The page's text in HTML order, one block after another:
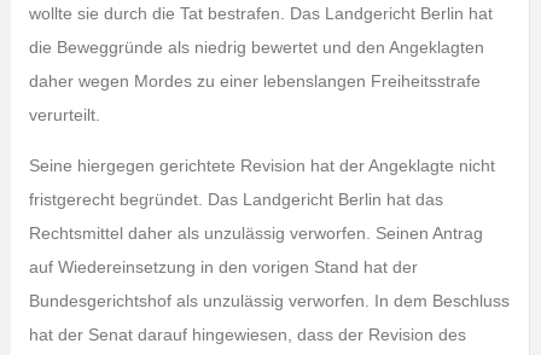
wollte sie durch die Tat bestrafen. Das Landgericht Berlin hat
die Beweggründe als niedrig bewertet und den Angeklagten
daher wegen Mordes zu einer lebenslangen Freiheitsstrafe
verurteilt.
Seine hiergegen gerichtete Revision hat der Angeklagte nicht
fristgerecht begründet. Das Landgericht Berlin hat das
Rechtsmittel daher als unzulässig verworfen. Seinen Antrag
auf Wiedereinsetzung in den vorigen Stand hat der
Bundesgerichtshof als unzulässig verworfen. In dem Beschluss
hat der Senat darauf hingewiesen, dass der Revision des